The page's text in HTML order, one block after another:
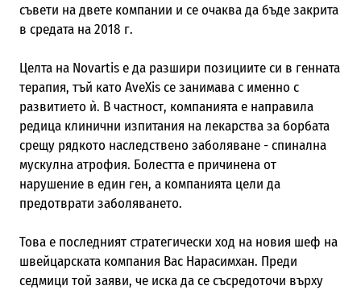
съвети на двете компании и се очаква да бъде закрита
в средата на 2018 г.
Целта на Novartis е да разшири позициите си в генната
терапия, тъй като AveXis се занимава с именно с
развитието ѝ. В частност, компанията е направила
редица клинични изпитания на лекарства за борбата
срещу рядкото наследствено заболяване - спинална
мускулна атрофия. Болестта е причинена от
нарушение в един ген, а компанията цели да
предотврати заболяването.
Това е последният стратегически ход на новия шеф на
швейцарската компания Вас Нарасимхан. Преди
седмици той заяви, че иска да се съсредоточи върху